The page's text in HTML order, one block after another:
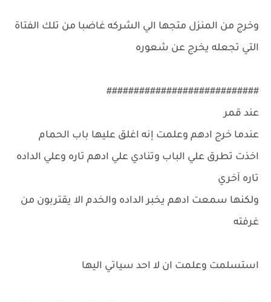
وخرج من المنزل متجها الي الشركه غاضبا من تلك الفتاة
التي تجعله يخرج عن شعوره
############################
عند قمر
عندما خرج ادهم وعلمت إنه اغلق عليها باب الحمام
اخذت تطرق علي الباب وتنادي علي ادهم تاره وعلي الداده
تاره آخري
ولكنها سمعت ادهم يخبر الداده والخدم الا يقتربون من
غرفته
استسلمت وعلمت ان لا احد سياتي اليها